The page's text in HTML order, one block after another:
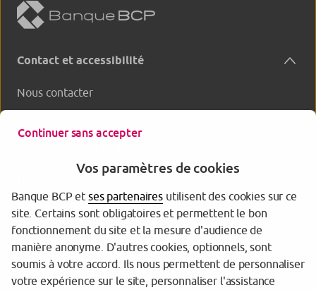
Contact et accessibilité
Nous contacter
Banque BCP
Continuer sans accepter
Vos paramètres de cookies
Banque BCP etses partenairesutilisent des cookies sur ce
site. Certains sont obligatoires et permettent le bon
fonctionnement du site et la mesure d'audience de
manière anonyme. D'autres cookies, optionnels, sont
soumis à votre accord. Ils nous permettent de personnaliser
votre expérience sur le site, personnaliser l'assistance